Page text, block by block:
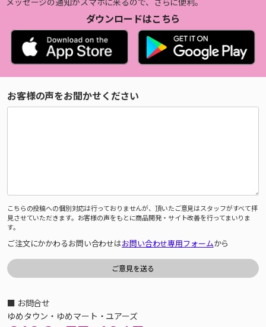
メッセージの通知がスマホに来るので、さらに便利。
ダウンロードはこちら
お客様の声をお聞かせください
こちらの投稿への個別対応は行っておりませんが、頂いたご意見はスタッフがすべて拝
見させていただきます。お客様の声をもとに商品開発・サイト改善を行ってまいりま
す。
ご注文にかかわるお問い合わせはお問い合わせ専用フォームから
■ お問合せ
ゆめタウン・ゆめマート・ユアーズ